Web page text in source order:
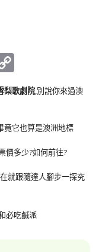
Link
梨歌劇院 ,別說你來過澳
竟它也算是澳洲地標
價多少?如何前往?
就跟隨達人腳步一探究